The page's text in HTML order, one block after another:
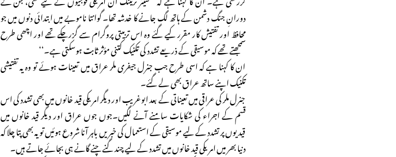
دورانِ جنگ دشمن کے ہاتھ لگ جانے کا خدشہ تھا۔ گوانتا ناموبے میں ابتدائی دنوں میں جو
محافظ اور تفتیش کار مقرر کیے گئے وہ اس تربیتی پروگرام سے گزرچکے تھے اور اچھی طرح
سمجھتے تھے کہ موسیقی کے ذریعے تشدد کی تکنیک کتنی مؤثر ثابت ہوسکتی ہے۔‘‘
ان کا کہنا ہے کہ اسی طرح جب جنرل جیفری ملر عراق میں تعینات ہوئے تو وہ یہ تفتیشی
تکنیک اپنے ساتھ عراق بھی لے گئے۔
جنرل ملر کی عراقی میں تعیناتی کے بعد ابوغریب اور دیگر امریکی قید خانوں میں بھی تشدد کی اس
قسم کے اجراء کی شکایات سامنے آنے لگیں۔جوں جوں عراق اور دیگر قید خانوں میں
قیدیوں پر تشدد کے لیے موسیقی کے استعمال کی خبریں باہر آنا شروع ہوئیں تو یہ بھی پتا چلا کہ
دنیا بھر میں امریکی قید خانوں میں تشدد کے لیے چند گنے چنے گانے ہی بجائے جاتے ہیں۔